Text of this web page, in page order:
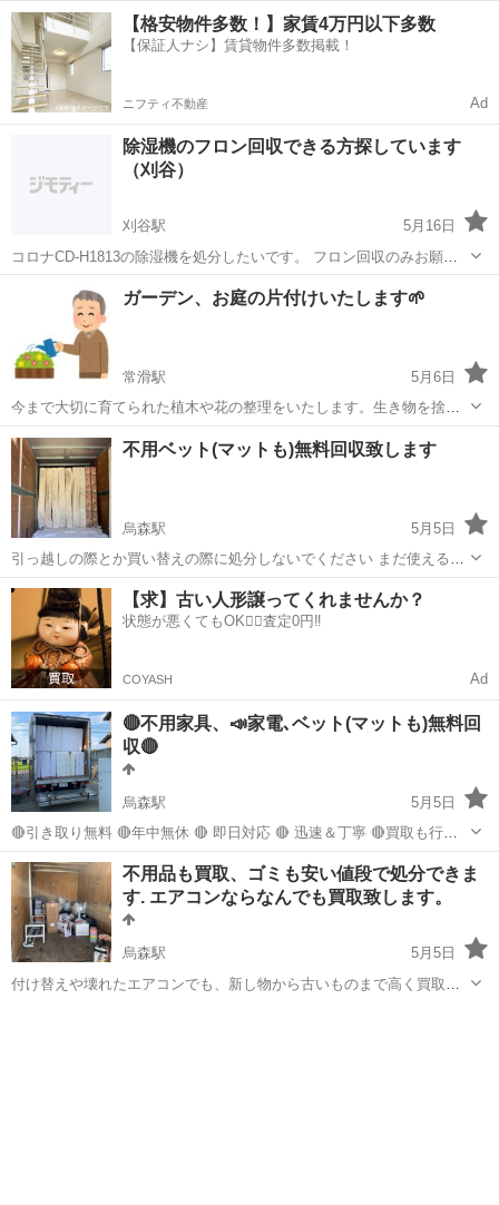
OK！！ ・距離、搬出内容、回収品でのお見積りとなります ◎積み放
題パック ・1t平トラック(3㎥)¥33,000税込 ※作業員1人 ・2t平
ト...
愛知 名古屋市 不用品回収 料金
【格安物件多数！】家賃4万円以下多数
【保証人ナシ】賃貸物件多数掲載！
ニフティ不動産 Ad
除湿機のフロン回収できる方探しています
（刈谷）
刈谷駅
5月16日
コロナCD-H1813の除湿機を処分したいです。 フロン回収のみお願い
したいです。（証明書要） 持ち込み可です。 ＊フロン回収後刈谷クリ
ーンセンターに持ち込みします できれば安価（1万円以内）でお願い
できる方いま...
刈谷市 刈谷駅 不用品回収
ガーデン、お庭の片付けいたします🌱
常滑駅
5月6日
今まで大切に育てられた植木や花の整理をいたします。生き物を捨て
たりするのは心が痛みますよね。弊社ではできるだけ大切に育ててく
れる方へお繋ぎするようにしています。価値のある植物や陶器など買
取も可能です。そのようにすることで整理...
愛知 常滑市 常滑駅 不用品回収 無料
不用ベット(マットも)無料回収致します
烏森駅
5月5日
引っ越しの際とか買い替えの際に処分しないでください まだ使えるな
ら、ご自宅までに無料回収致します マット、ベット、だけじゃなく家
電製品、家具などもオッケです 簡単一枚写真と状態をいただければ十
分です すぐに案内できます わか...
愛知 名古屋市 烏森駅 不用品回収 無料
【求】古い人形譲ってくれませんか？
状態が悪くてもOK🙆‍♀️査定0円‼️
COYASH Ad
🔴不用家具、📣家電､ベット(マットも)無料回
収🔴
烏森駅
5月5日
🔴引き取り無料 🔴年中無休 🔴 即日対応 🔴 迅速＆丁寧 🔴買取も行な
ってます 🔴時間制限なし(遅い時間とか夜中でも対応) 引っ越しの際と
か買い替えの際に処分しないでください まだ使えるなら、ご自宅まで
に無料回収致します マ...
愛知 名古屋市 烏森駅 不用品回収 無料
不用品も買取、ゴミも安い値段で処分できま
す. エアコンならなんでも買取致します。
烏森駅
5月5日
付け替えや壊れたエアコンでも、新し物から古いものまで高く買取さ